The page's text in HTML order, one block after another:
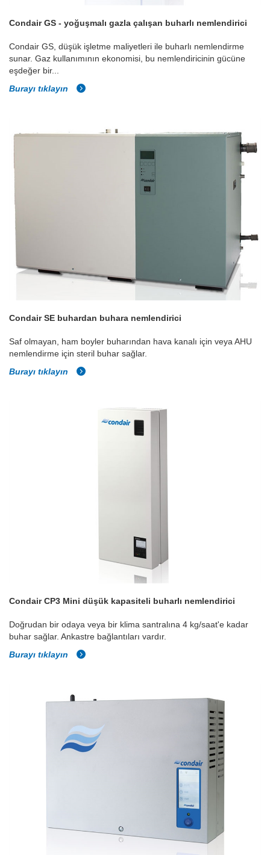
Condair GS - yoğuşmalı gazla çalışan buharlı nemlendirici
Condair GS, düşük işletme maliyetleri ile buharlı nemlendirme
sunar. Gaz kullanımının ekonomisi, bu nemlendiricinin gücüne
eşdeğer bir...
Burayı tıklayın
Condair SE buhardan buhara nemlendirici
Saf olmayan, ham boyler buharından hava kanalı için veya AHU
nemlendirme için steril buhar sağlar.
Burayı tıklayın
Condair CP3 Mini düşük kapasiteli buharlı nemlendirici
Doğrudan bir odaya veya bir klima santralına 4 kg/saat'e kadar
buhar sağlar. Ankastre bağlantıları vardır.
Burayı tıklayın